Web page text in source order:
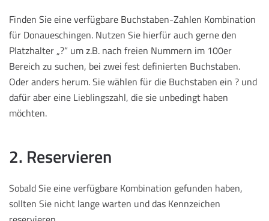
Finden Sie eine verfügbare Buchstaben-Zahlen Kombination
für Donaueschingen. Nutzen Sie hierfür auch gerne den
Platzhalter „?“ um z.B. nach freien Nummern im 100er
Bereich zu suchen, bei zwei fest definierten Buchstaben.
Oder anders herum. Sie wählen für die Buchstaben ein ? und
dafür aber eine Lieblingszahl, die sie unbedingt haben
möchten.
2. Reservieren
Sobald Sie eine verfügbare Kombination gefunden haben,
sollten Sie nicht lange warten und das Kennzeichen